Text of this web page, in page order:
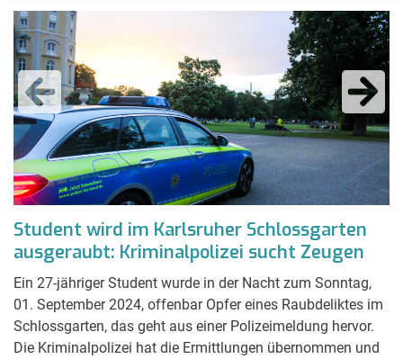
Student wird im Karlsruher Schlossgarten
ausgeraubt: Kriminalpolizei sucht Zeugen
Ein 27-jähriger Student wurde in der Nacht zum Sonntag,
01. September 2024, offenbar Opfer eines Raubdeliktes im
Schlossgarten, das geht aus einer Polizeimeldung hervor.
Die Kriminalpolizei hat die Ermittlungen übernommen und